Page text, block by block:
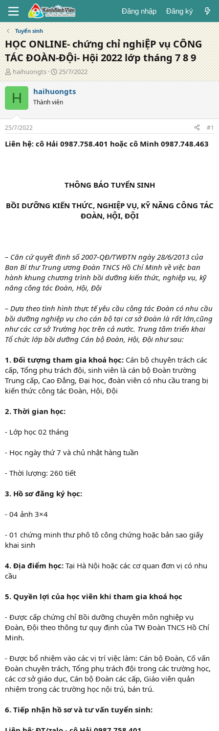
Đăng nhập Đăng ký
Tuyển sinh
HỌC ONLINE- chứng chỉ nghiỆP vụ CÔNG
TÁC ĐOÀN-ĐỘi- Hội 2022 lớp tháng 7 8 9
T
á
c
g
ả
haihuongts
N
g
à
y
đ
g
25/7/2022
H haihuongts
Thành viên
25/7/2022 #1
Liên hệ: cô Hải 0987.758.401 hoặc cô Minh 0987.748.463
THÔNG BÁO TUYỂN SINH
BỒI DƯỠNG KIẾN THỨC, NGHIỆP VỤ, KỸ NĂNG CÔNG TÁC
ĐOÀN, HỘI, ĐỘI
– Căn cứ quyết định số 2007-QĐ/TWĐTN ngày 28/6/2013 của
Ban Bí thư Trung ương Đoàn TNCS Hồ Chí Minh về việc ban
hành khung chương trình bồi dưỡng kiến thức, nghiệp vụ, kỹ
năng công tác Đoàn, Hội, Đội
– Dựa theo tình hình thực tế yêu cầu công tác Đoàn có nhu cầu
bồi dưỡng nghiệp vụ cho cán bộ tại cơ sở Đoàn là rất lớn,cũng
như các cơ sở Trường học trên cả nước. Trung tâm triển khai
Tổ chức lớp bồi dưỡng Cán bộ Đoàn, Hội, Đội như sau:
1. Đối tượng tham gia khoá học: Cán bộ chuyên trách các
cấp, Tổng phụ trách đội, sinh viên là cán bộ Đoàn trường
Trung cấp, Cao Đẳng, Đại học, đoàn viên có nhu cầu trang bị
kiến thức công tác Đoàn, Hội, Đội
2. Thời gian học:
- Lớp học 02 tháng
- Học ngày thứ 7 và chủ nhật hàng tuần
- Thời lượng: 260 tiết
3. Hồ sơ đăng ký học:
- 04 ảnh 3×4
- 01 chứng minh thư phô tô công chứng hoặc bản sao giấy
khai sinh
4. Địa điểm học: Tại Hà Nội hoặc các cơ quan đơn vị có nhu
cầu
5. Quyền lợi của học viên khi tham gia khoá học
- Được cấp chứng chỉ Bồi dưỡng chuyên môn nghiệp vụ
Đoàn, Đội theo thông tư quy định của TW Đoàn TNCS Hồ Chí
Minh.
- Được bổ nhiệm vào các vị trí việc làm: Cán bộ Đoàn, Cố vấn
Đoàn chuyên trách, Tổng phụ trách đội trong các trường học,
các cơ sở giáo dục, Cán bộ Đoàn các cấp, Giáo viên quản
nhiệm trong các trường học nội trú, bán trú.
6. Tiếp nhận hồ sơ và tư vấn tuyển sinh: